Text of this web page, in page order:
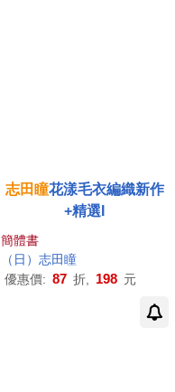
志田瞳花漾毛衣編織新作
+精選I
簡體書
（ 日 ） 志田瞳
優惠價: 87 折, 198 元